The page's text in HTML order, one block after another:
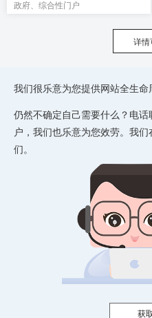
政府、综合性门户
详情
我们很乐意为您提供网站全生命
仍然不确定自己需要什么？电
户，我们也乐意为您效劳。我
们。
获